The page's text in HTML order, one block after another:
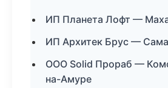
ИП Планета Лофт —
ИП Архитек Брус —
ООО Solid Прораб —
на-Амуре